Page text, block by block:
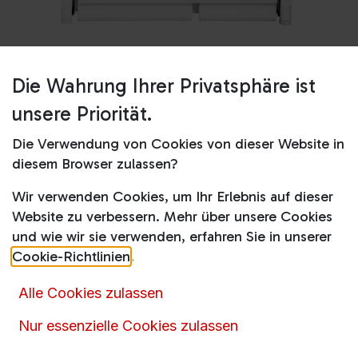
Shop Kühl-Gefrierkombinationen BU1104N
BU1104N
Produktdatenblatt
299,00€ inkl. MwSt.389,00 €
Online nicht vorrätig
Momentan ist dieser Artikel nicht online verfügbar.
Rufen Sie uns an oder senden Sie uns eine
Die Wahrung Ihrer Privatsphäre ist
unsere Priorität.
Die Verwendung von Cookies von dieser Website in
diesem Browser zulassen?
Wir verwenden Cookies, um Ihr Erlebnis auf dieser
Website zu verbessern. Mehr über unsere Cookies
und wie wir sie verwenden, erfahren Sie in unserer
Cookie-Richtlinien.
Alle Cookies zulassen
Nur essenzielle Cookies zulassen